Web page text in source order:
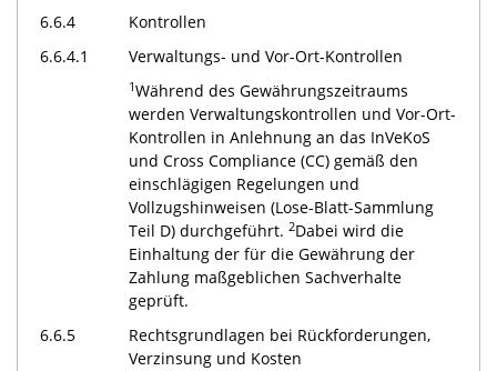
6.6.4
Kontrollen
6.6.4.1
Verwaltungs- und Vor-Ort-Kontrollen
1Während des Gewährungszeitraums
werden Verwaltungskontrollen und Vor-Ort-
Kontrollen in Anlehnung an das InVeKoS
und Cross Compliance (CC) gemäß den
einschlägigen Regelungen und
Vollzugshinweisen (Lose-Blatt-Sammlung
Teil D) durchgeführt. 2Dabei wird die
Einhaltung der für die Gewährung der
Zahlung maßgeblichen Sachverhalte
geprüft.
6.6.5
Rechtsgrundlagen bei Rückforderungen,
Verzinsung und Kosten